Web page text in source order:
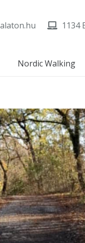
1134
Nordic Walking